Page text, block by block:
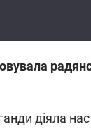
діяла